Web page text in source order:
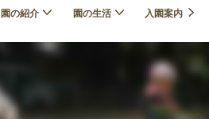
園の紹介 園の生活 入園案内